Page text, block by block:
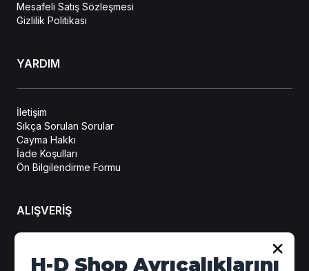
Mesafeli Satış Sözleşmesi
Gizlilik Politikası
YARDIM
İletişim
Sıkça Sorulan Sorular
Cayma Hakkı
İade Koşulları
Ön Bilgilendirme Formu
ALIŞVERİŞ
Hesabım
H-D Shop Ayrıcalıklarını